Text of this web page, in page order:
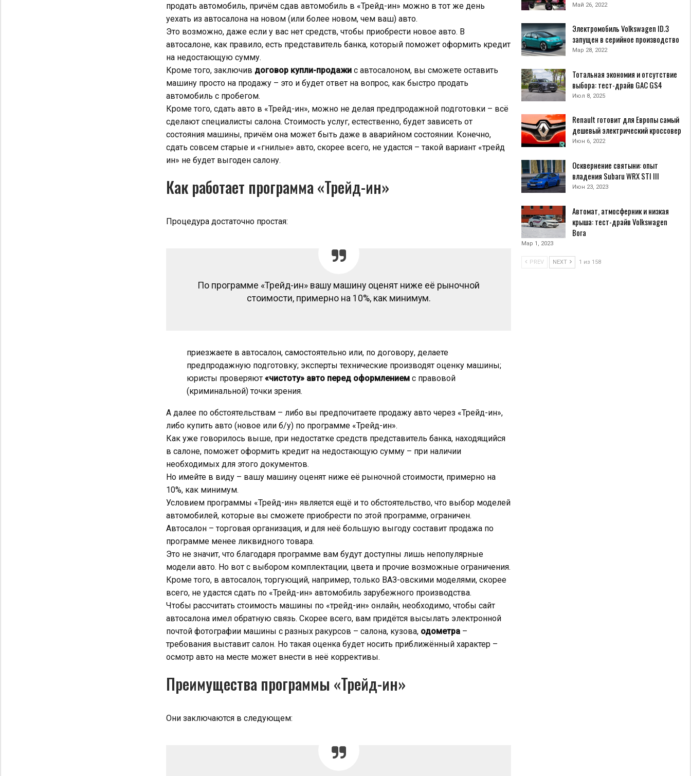
продать автомобиль, причём сдав автомобиль в «Трейд-ин» можно в тот же день
уехать из автосалона на новом (или более новом, чем ваш) авто.
Это возможно, даже если у вас нет средств, чтобы приобрести новое авто. В
автосалоне, как правило, есть представитель банка, который поможет оформить кредит
на недостающую сумму.
Кроме того, заключив договор купли-продажис автосалоном, вы сможете оставить
машину просто на продажу – это и будет ответ на вопрос, как быстро продать
автомобиль с пробегом.
Кроме того, сдать авто в «Трейд-ин», можно не делая предпродажной подготовки – всё
сделают специалисты салона. Стоимость услуг, естественно, будет зависеть от
состояния машины, причём она может быть даже в аварийном состоянии. Конечно,
сдать совсем старые и «гнилые» авто, скорее всего, не удастся – такой вариант «трейд
ин» не будет выгоден салону.
Как работает программа «Трейд-ин»
Процедура достаточно простая:
По программе «Трейд-ин» вашу машину оценят ниже её рыночной
стоимости, примерно на 10%, как минимум.
приезжаете в автосалон, самостоятельно или, по договору, делаете
предпродажную подготовку; эксперты технические производят оценку машины;
юристы проверяют «чистоту» авто перед оформлениемс правовой
(криминальной) точки зрения.
А далее по обстоятельствам – либо вы предпочитаете продажу авто через «Трейд-ин»,
либо купить авто (новое или б/у) по программе «Трейд-ин».
Как уже говорилось выше, при недостатке средств представитель банка, находящийся
в салоне, поможет оформить кредит на недостающую сумму – при наличии
необходимых для этого документов.
Но имейте в виду – вашу машину оценят ниже её рыночной стоимости, примерно на
10%, как минимум.
Условием программы «Трейд-ин» является ещё и то обстоятельство, что выбор моделей
автомобилей, которые вы сможете приобрести по этой программе, ограничен.
Автосалон – торговая организация, и для неё большую выгоду составит продажа по
программе менее ликвидного товара.
Это не значит, что благодаря программе вам будут доступны лишь непопулярные
модели авто. Но вот с выбором комплектации, цвета и прочие возможные ограничения.
Кроме того, в автосалон, торгующий, например, только ВАЗ-овскими моделями, скорее
всего, не удастся сдать по «Трейд-ин» автомобиль зарубежного производства.
Чтобы рассчитать стоимость машины по «трейд-ин» онлайн, необходимо, чтобы сайт
автосалона имел обратную связь. Скорее всего, вам придётся высылать электронной
почтой фотографии машины с разных ракурсов – салона, кузова, одометра–
требования выставит салон. Но такая оценка будет носить приближённый характер –
осмотр авто на месте может внести в неё коррективы.
Преимущества программы «Трейд-ин»
Они заключаются в следующем:
Май 26, 2022
Электромобиль Volkswagen ID.3
запущен в серийное производство
Мар 28, 2022
Тотальная экономия и отсутствие
выбора: тест-драйв GAC GS4
Июл 8, 2025
Renault готовит для Европы самый
дешевый электрический кроссовер
Июн 6, 2022
Осквернение святыни: опыт
владения Subaru WRX STI III
Июн 23, 2023
Автомат, атмосферник и низкая
крыша: тест-драйв Volkswagen
Bora
Мар 1, 2023
PREV NEXT 1 из 158